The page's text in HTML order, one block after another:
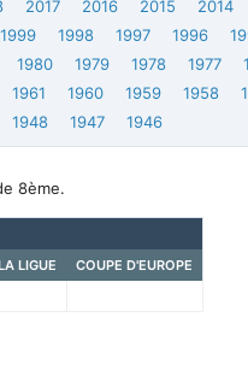
2017 2016 2015 2014
1999 1998 1997 1996
1980 1979 1978 1977
1961 1960 1959 1958
1948 1947 1946
8ème.
LIGUE COUPE D'EUROPE